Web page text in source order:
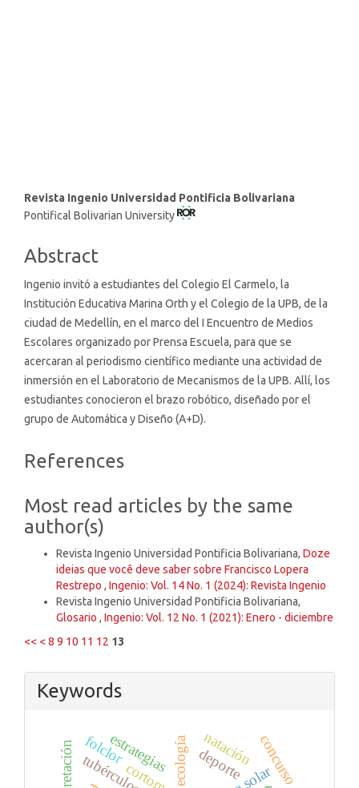
Main
Article
Revista Ingenio Universidad Pontificia Bolivariana
Pontifical Bolivarian University
Abstract
Ingenio invitó a estudiantes del Colegio El Carmelo, la
Institución Educativa Marina Orth y el Colegio de la UPB, de la
ciudad de Medellín, en el marco del I Encuentro de Medios
Escolares organizado por Prensa Escuela, para que se
acercaran al periodismo científico mediante una actividad de
inmersión en el Laboratorio de Mecanismos de la UPB. Allí, los
estudiantes conocieron el brazo robótico, diseñado por el
grupo de Automática y Diseño (A+D).
Article
References
Most read articles by the same
author(s)
Revista Ingenio Universidad Pontificia Bolivariana, Doze
ideias que você deve saber sobre Francisco Lopera
Restrepo , Ingenio: Vol. 14 No. 1 (2024): Revista Ingenio
Revista Ingenio Universidad Pontificia Bolivariana,
Glosario , Ingenio: Vol. 12 No. 1 (2021): Enero - diciembre
<< <8 9 10 11 12 13
Keywords
tubérculos ecología
estrategias deporte
nataciónconcurso
folclor